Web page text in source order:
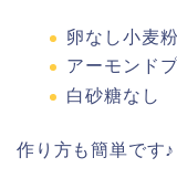
卵なし小麦
アーモンド
白砂糖なし
作り方も簡単です♪